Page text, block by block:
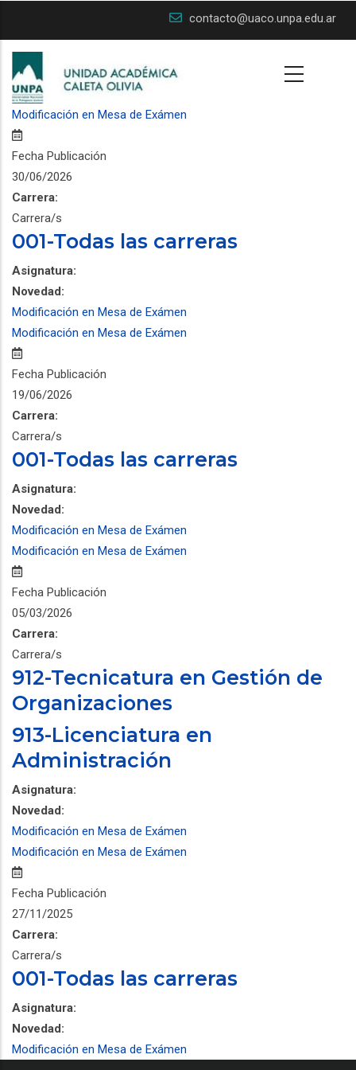
main
content
contacto@uaco.unpa.edu.ar
Modificación en Mesa de Exámen
Fecha Publicación
30/06/2026
Carrera:
Carrera/s
001-Todas las carreras
Asignatura:
Novedad:
Modificación en Mesa de Exámen
Modificación en Mesa de Exámen
Fecha Publicación
19/06/2026
Carrera:
Carrera/s
001-Todas las carreras
Asignatura:
Novedad:
Modificación en Mesa de Exámen
Modificación en Mesa de Exámen
Fecha Publicación
05/03/2026
Carrera:
Carrera/s
912-Tecnicatura en Gestión de
Organizaciones
913-Licenciatura en
Administración
Asignatura:
Novedad:
Modificación en Mesa de Exámen
Modificación en Mesa de Exámen
Fecha Publicación
27/11/2025
Carrera:
Carrera/s
001-Todas las carreras
Asignatura:
Novedad:
Modificación en Mesa de Exámen